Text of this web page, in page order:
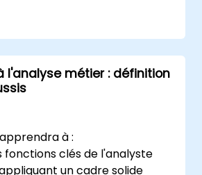
la candidature fondée sur
l'analyse métier : définition
à :
fonctions clés de l'analyste
un cadre solide